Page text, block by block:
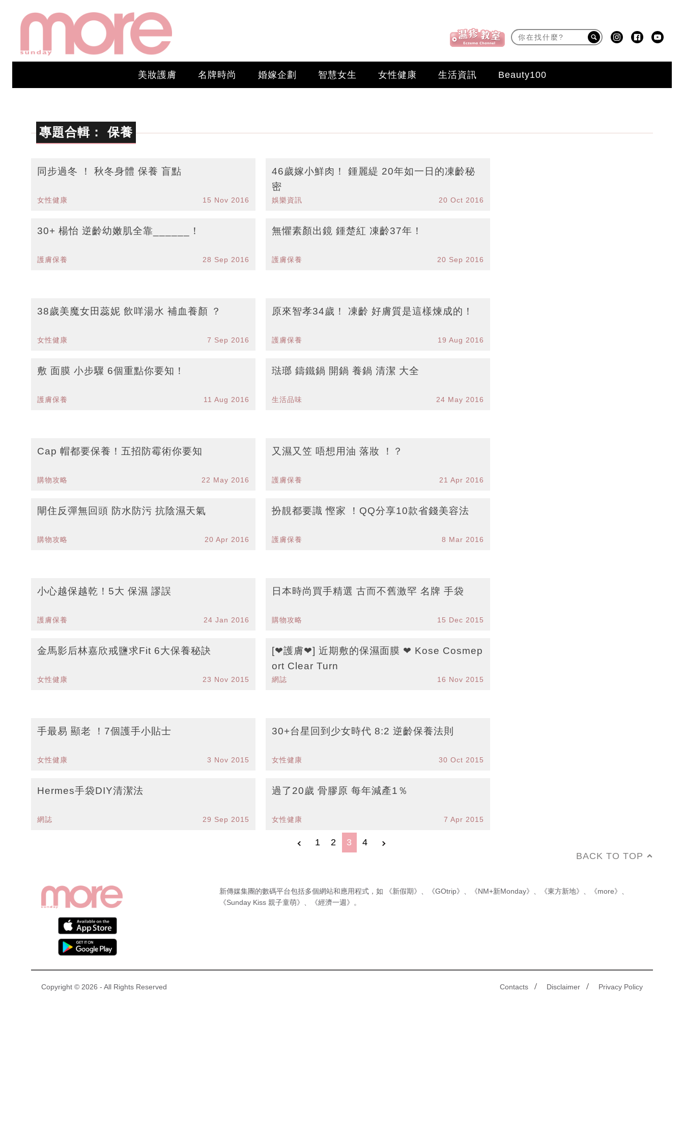
美妝護膚 名牌時尚 婚嫁企劃 智慧女生 女性健康 生活資訊 Beauty100
專題合輯： 保養
同步過冬 ！ 秋冬身體 保養 盲點
女性健康 15 Nov 2016
46歲嫁小鮮肉！ 鍾麗緹 20年如一日的凍齡秘
密
娛樂資訊 20 Oct 2016
30+ 楊怡 逆齡幼嫩肌全靠______！
護膚保養 28 Sep 2016
無懼素顏出鏡 鍾楚紅 凍齡37年！
護膚保養 20 Sep 2016
38歲美魔女田蕊妮 飲咩湯水 補血養顏 ？
女性健康 7 Sep 2016
原來智孝34歲！ 凍齡 好膚質是這樣煉成的！
護膚保養 19 Aug 2016
敷 面膜 小步驟 6個重點你要知！
護膚保養 11 Aug 2016
琺瑯 鑄鐵鍋 開鍋 養鍋 清潔 大全
生活品味 24 May 2016
Cap 帽都要保養！五招防霉術你要知
購物攻略 22 May 2016
又濕又笠 唔想用油 落妝 ！？
護膚保養 21 Apr 2016
閘住反彈無回頭 防水防污 抗陰濕天氣
購物攻略 20 Apr 2016
扮靚都要識 慳家 ！QQ分享10款省錢美容法
護膚保養 8 Mar 2016
小心越保越乾！5大 保濕 謬誤
護膚保養 24 Jan 2016
日本時尚買手精選 古而不舊激罕 名牌 手袋
購物攻略 15 Dec 2015
金馬影后林嘉欣戒鹽求Fit 6大保養秘訣
女性健康 23 Nov 2015
[❤護膚❤] 近期敷的保濕面膜 ❤ Kose Cosmep
ort Clear Turn
網誌 16 Nov 2015
手最易 顯老 ！7個護手小貼士
女性健康 3 Nov 2015
30+台星回到少女時代 8:2 逆齡保養法則
女性健康 30 Oct 2015
Hermes手袋DIY清潔法
網誌 29 Sep 2015
過了20歲 骨膠原 每年減產1％
女性健康 7 Apr 2015
1 2 3
4
BACK TO TOP
新傳媒集團的數碼平台包括多個網站和應用程式，如 《新假期》 、 《GOtrip》 、 《NM+新Monday》 、 《東方新地》 、 《more》 、
《Sunday Kiss 親子童萌》 、 《經濟一週》 。
Contacts / Disclaimer / Privacy Policy
Copyright © 2026 - All Rights Reserved